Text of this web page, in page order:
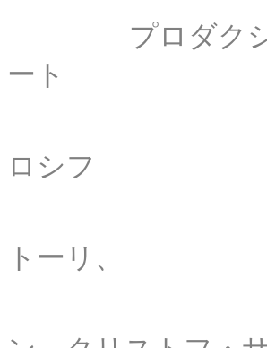
プロダクショ
ート
ロシフ
トーリ、